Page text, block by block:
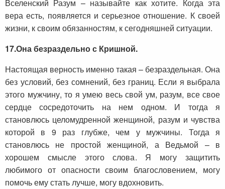
Вселенский Разум – называйте как хотите. Когда эта
вера есть, появляется и серьезное отношение. К своей
жизни, к своим обязанностям, к сегодняшней ситуации.
17.Она безраздельно с Кришной.
Настоящая верность именно такая – безраздельная. Она
без условий, без сомнений, без границ. Если я выбрала
этого мужчину, то я умею весь свой ум, разум, все свое
сердце сосредоточить на нем одном. И тогда я
становлюсь целомудренной женщиной, разум и чувства
которой в 9 раз глубже, чем у мужчины. Тогда я
становлюсь не простой женщиной, а Ведьмой – в
хорошем смысле этого слова. Я могу защитить
любимого от опасности своим благословением, могу
помочь ему стать лучше, могу вдохновить.